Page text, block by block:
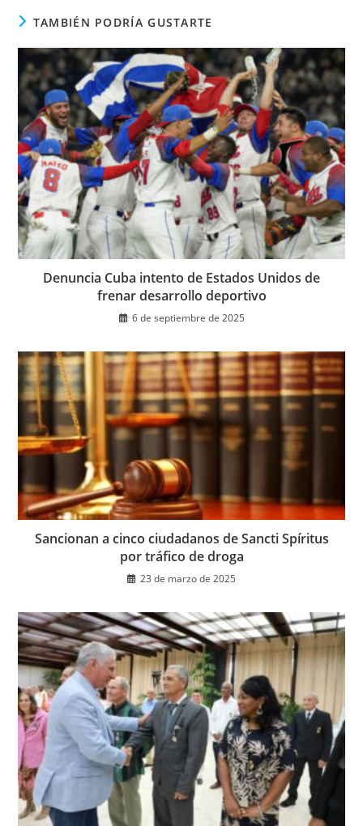
TAMBIÉN PODRÍA GUSTARTE
Denuncia Cuba intento de Estados Unidos de
frenar desarrollo deportivo
6 de septiembre de 2025
Sancionan a cinco ciudadanos de Sancti Spíritus
por tráfico de droga
23 de marzo de 2025